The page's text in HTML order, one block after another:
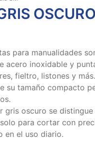
para manualidades
acero inoxidable y
fieltro, listones y
su tamaño compacto
gris oscuro se
para cortar con
en el uso diario.